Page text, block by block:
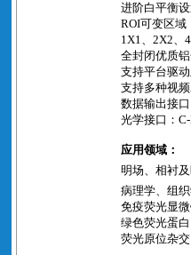
进阶白平衡
ROI可变区域
1X1、2X2、
全封闭优质
支持平台驱
支持多种视频
数据输出接
光学接口：
应用领域：
明场、相衬
病理学、组
免疫荧光显
绿色荧光蛋
荧光原位杂交